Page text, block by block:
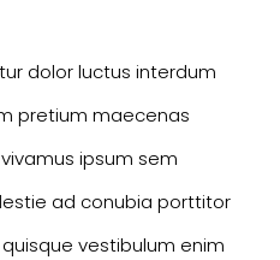
dolor luctus interdum
pretium maecenas
ipsum sem
ad conubia porttitor
vestibulum enim